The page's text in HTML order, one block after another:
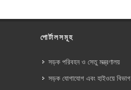
পোর্টালসমূহ
সড়ক পরিবহন ও সেতু মন্ত্রণালয়
সড়ক যোগাযোগ এবং হাইওয়ে বিভাগ